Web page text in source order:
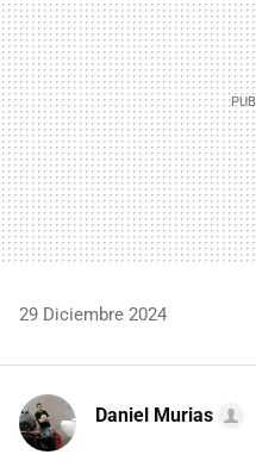
29 Diciembre 2024
Daniel Murias